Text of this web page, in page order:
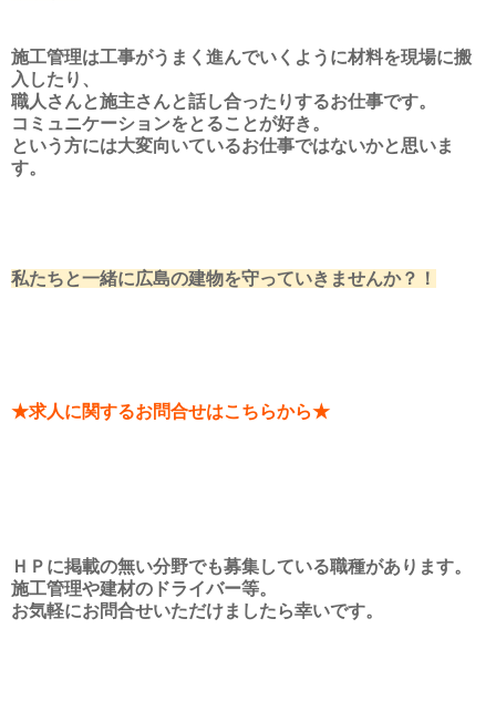
施工管理は工事がうまく進んでいくように材料を現場に搬
入したり、
職人さんと施主さんと話し合ったりするお仕事です。
コミュニケーションをとることが好き。
という方には大変向いているお仕事ではないかと思いま
す。
私たちと一緒に広島の建物を守っていきませんか？！
★求人に関するお問合せはこちらから★
ＨＰに掲載の無い分野でも募集している職種があります。
施工管理や建材のドライバー等。
お気軽にお問合せいただけましたら幸いです。